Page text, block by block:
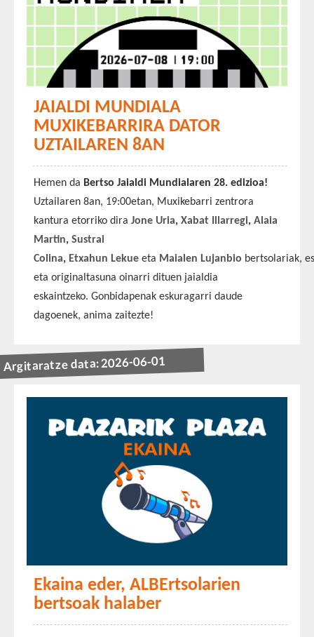
JAIALDI MUNDIALA
MUXIKEBARRIRA DATOR
UZTAILAREN 8AN
Hemen da Bertso Jaialdi Mundialaren 28. edizioa!
Uztailaren 8an, 19:00etan, Muxikebarri zentrora
kantura etorriko dira Jone Uria, Xabat Illarregi, Alaia
Martin, Sustrai
Colina, Etxahun Lekue eta Maialen Lujanbio bertsolariak,
eta originaltasuna oinarri dituen jaialdia
eskaintzeko. Gonbidapenak eskuragarri daude
dagoenek, anima zaitezte!
Argitaratze data: 2026-06-01
Ekaina eder, ALBErtsolarien
bertsoak halaber